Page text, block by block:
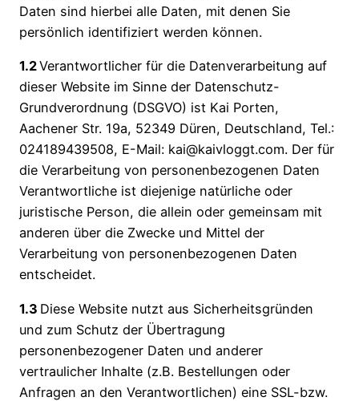
Daten sind hierbei alle Daten, mit denen Sie
persönlich identifiziert werden können.
1.2Verantwortlicher für die Datenverarbeitung auf
dieser Website im Sinne der Datenschutz-
Grundverordnung (DSGVO) ist Kai Porten,
Aachener Str. 19a, 52349 Düren, Deutschland, Tel.:
024189439508, E-Mail: kai@kaivloggt.com. Der für
die Verarbeitung von personenbezogenen Daten
Verantwortliche ist diejenige natürliche oder
juristische Person, die allein oder gemeinsam mit
anderen über die Zwecke und Mittel der
Verarbeitung von personenbezogenen Daten
entscheidet.
1.3 Diese Website nutzt aus Sicherheitsgründen
und zum Schutz der Übertragung
personenbezogener Daten und anderer
vertraulicher Inhalte (z.B. Bestellungen oder
Anfragen an den Verantwortlichen) eine SSL-bzw.